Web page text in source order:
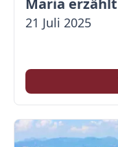
21 Juli 2025